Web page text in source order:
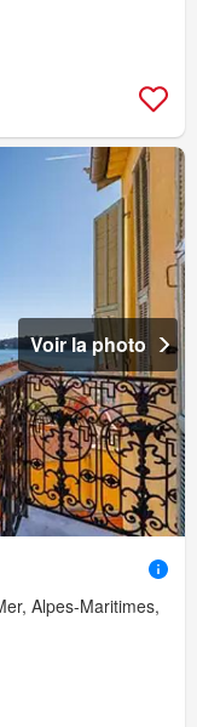
Voir la photo
Alpes-Maritimes,